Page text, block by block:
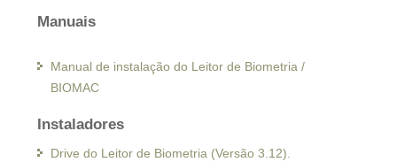
Manuais
Manual de instalação do Leitor de Biometria /
BIOMAC
Instaladores
Drive do Leitor de Biometria (Versão 3.12).